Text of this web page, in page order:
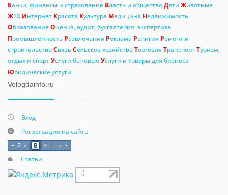
Банки, финансы и страхование Власть и обществоДети Животные
ЖКХ Интернет Красота Культура Медицина Недвижимость
Образование Оценка, аудит, бухгалтерия, экспертиза
Промышленность Развлечения Реклама Религия Ремонт и
строительствоСвязьСельское хозяйствоТорговля ТранспортТуризм,
отдых и спортУслуги бытовые Услуги и товары для бизнеса
Юридические услуги
Vologdainfo.ru
Вход
Регистрация на сайте
Статьи